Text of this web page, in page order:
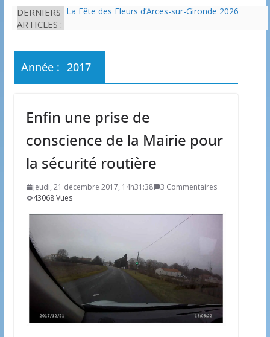
DERNIERS
ARTICLES :
La Fête des Fleurs d’Arces-sur-Gironde 2026
annonce de nouvelles restrictions
Il est interdit de tondre sa pelouse de 12h à 16h à
bâtiments avec le chanvre
Année : 2017
Enfin une prise de
conscience de la Mairie pour
la sécurité routière
jeudi, 21 décembre 2017, 14h31:38
3 Commentaires
43068 Vues